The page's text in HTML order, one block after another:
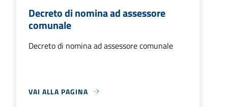
Decreto di nomina ad assessore
comunale
Decreto di nomina ad assessore comunale
VAI ALLA PAGINA